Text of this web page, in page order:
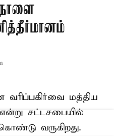
நாளை
வரிப்பகிர்வை மத்திய
சட்டசபையில்
வருகிறது.